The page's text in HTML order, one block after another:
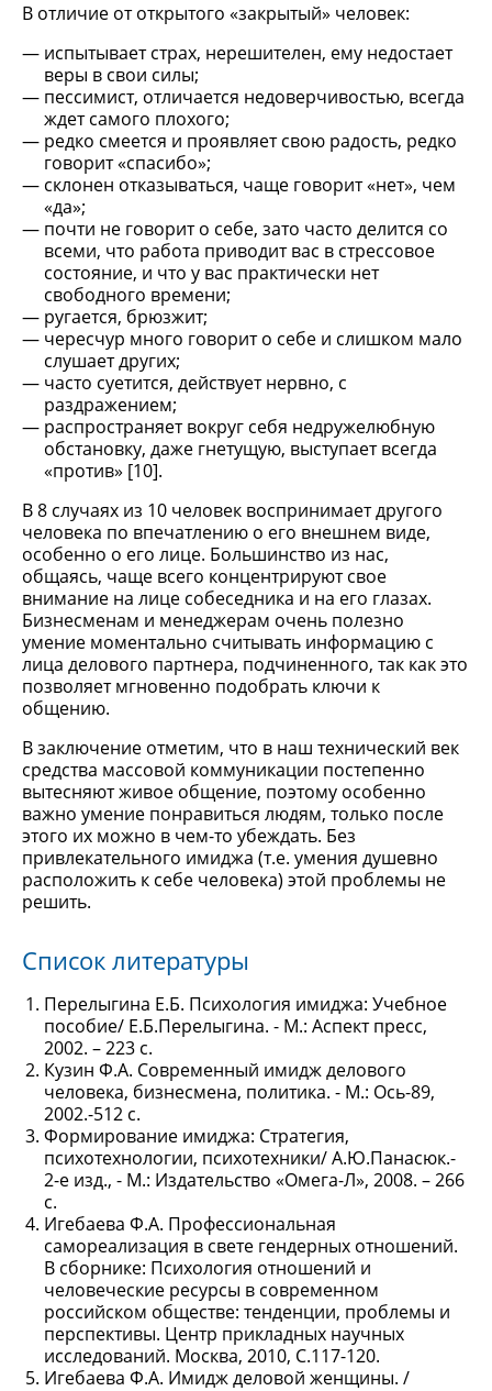
В отличие от открытого «закрытый» человек:
испытывает страх, нерешителен, ему недостает
веры в свои силы;
пессимист, отличается недоверчивостью, всегда
ждет самого плохого;
редко смеется и проявляет свою радость, редко
говорит «спасибо»;
склонен отказываться, чаще говорит «нет», чем
«да»;
почти не говорит о себе, зато часто делится со
всеми, что работа приводит вас в стрессовое
состояние, и что у вас практически нет
свободного времени;
ругается, брюзжит;
чересчур много говорит о себе и слишком мало
слушает других;
часто суетится, действует нервно, с
раздражением;
распространяет вокруг себя недружелюбную
обстановку, даже гнетущую, выступает всегда
«против» [10].
В 8 случаях из 10 человек воспринимает другого
человека по впечатлению о его внешнем виде,
особенно о его лице. Большинство из нас,
общаясь, чаще всего концентрируют свое
внимание на лице собеседника и на его глазах.
Бизнесменам и менеджерам очень полезно
умение моментально считывать информацию с
лица делового партнера, подчиненного, так как это
позволяет мгновенно подобрать ключи к
общению.
В заключение отметим, что в наш технический век
средства массовой коммуникации постепенно
вытесняют живое общение, поэтому особенно
важно умение понравиться людям, только после
этого их можно в чем-то убеждать. Без
привлекательного имиджа (т.е. умения душевно
расположить к себе человека) этой проблемы не
решить.
Список литературы
Перелыгина Е.Б. Психология имиджа: Учебное
пособие/ Е.Б.Перелыгина. - М.: Аспект пресс,
2002. – 223 с.
Кузин Ф.А. Современный имидж делового
человека, бизнесмена, политика. - М.: Ось-89,
2002.-512 с.
Формирование имиджа: Стратегия,
психотехнологии, психотехники/ А.Ю.Панасюк.-
2-е изд., - М.: Издательство «Омега-Л», 2008. – 266
с.
Игебаева Ф.А. Профессиональная
самореализация в свете гендерных отношений.
В сборнике: Психология отношений и
человеческие ресурсы в современном
российском обществе: тенденции, проблемы и
перспективы. Центр прикладных научных
исследований. Москва, 2010, С.117-120.
Игебаева Ф.А. Имидж деловой женщины. /